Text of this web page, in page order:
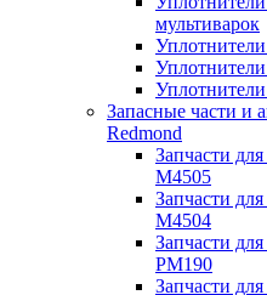
мультиварок
Запасные части и
Redmond
Запчасти
M4505
Запчасти
M4504
Запчасти
PM190
Запчасти